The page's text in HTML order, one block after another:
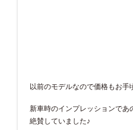
以前のモデルなので価格もお手
新車時のインプレッションで
絶賛していました♪